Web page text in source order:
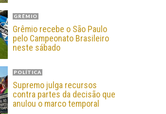
GRÊMIO
Grêmio recebe o São Paulo
pelo Campeonato Brasileiro
neste sábado
POLÍTICA
Supremo julga recursos
contra partes da decisão que
anulou o marco temporal